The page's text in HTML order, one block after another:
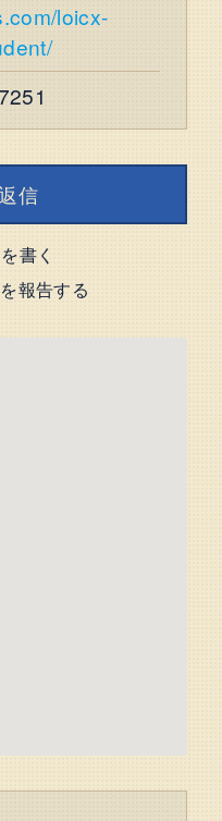
loicx-
信
書く
報告する